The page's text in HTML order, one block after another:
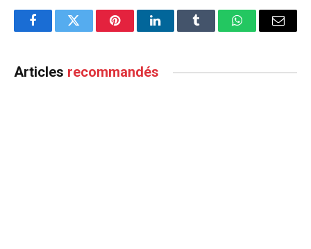
FacebookTwitter PinterestLinkedInTumblr WhatsAppEmail
Articles recommandés